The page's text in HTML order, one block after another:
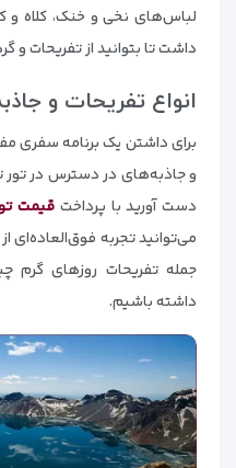
لباس‌های نخی و خنک، کلاه و
داشت تا بتوانید از تفریحات و
انواع تفریحات و
برای داشتن یک برنامه سفری
و جاذبه‌های در دسترس در تور
دست آورید با پرداخت قیمت
می‌توانید تجربه فوق‌العاده‌ای
جمله تفریحات روزهای گرم
داشته باشیم.